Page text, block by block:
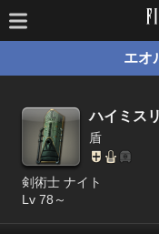
エオ
ハイミス
盾
剣術士 ナイト
Lv 78～